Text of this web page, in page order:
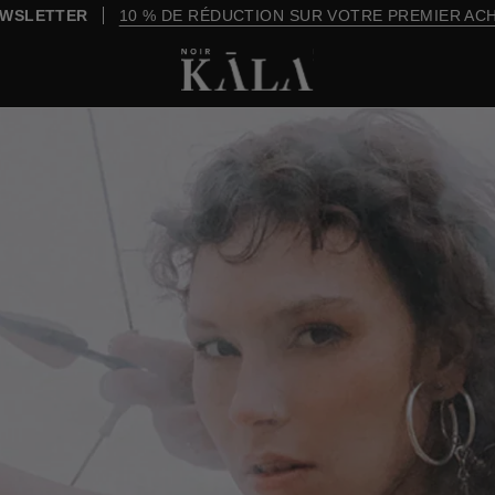
10 % DE RÉDUCTION SUR VOTRE PREMIER